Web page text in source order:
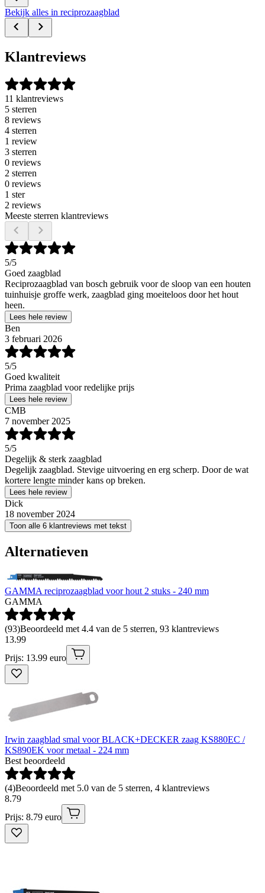
Bekijk alles in reciprozaagblad
Klantreviews
11 klantreviews
5 sterren
8 reviews
4 sterren
1 review
3 sterren
0 reviews
2 sterren
0 reviews
1 ster
2 reviews
Meeste sterren klantreviews
5/5
Goed zaagblad
Reciprozaagblad van bosch gebruik voor de sloop van een houten
tuinhuisje groffe werk, zaagblad ging moeiteloos door het hout
heen.
Lees hele review
Ben
3 februari 2026
5/5
Goed kwaliteit
Prima zaagblad voor redelijke prijs
Lees hele review
CMB
7 november 2025
5/5
Degelijk & sterk zaagblad
Degelijk zaagblad. Stevige uitvoering en erg scherp. Door de wat
kortere lengte minder kans op breken.
Lees hele review
Dick
18 november 2024
Toon alle 6 klantreviews met tekst
Alternatieven
GAMMA reciprozaagblad voor hout 2 stuks - 240 mm
GAMMA
(93)Beoordeeld met 4.4 van de 5 sterren, 93 klantreviews
13.99
Prijs: 13.99 euro
Irwin zaagblad smal voor BLACK+DECKER zaag KS880EC /
KS890EK voor metaal - 224 mm
Best beoordeeld
(4)Beoordeeld met 5.0 van de 5 sterren, 4 klantreviews
8.79
Prijs: 8.79 euro